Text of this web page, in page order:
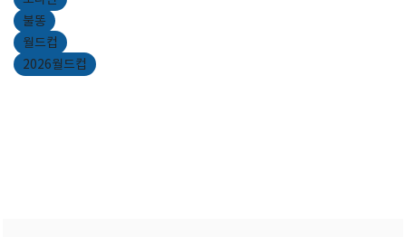
불똥
월드컵
2026월드컵